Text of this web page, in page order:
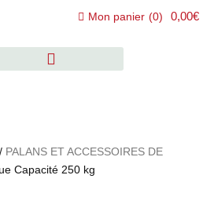
Mon panier (0) 0,00€
/ PALANS ET ACCESSOIRES DE
Capacité 250 kg